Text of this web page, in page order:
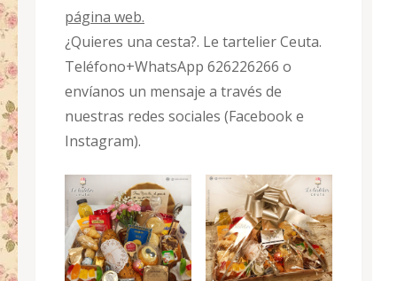
página web.
¿Quieres una cesta?. Le tartelier Ceuta.
Teléfono+WhatsApp 626226266 o
envíanos un mensaje a través de
nuestras redes sociales (Facebook e
Instagram).